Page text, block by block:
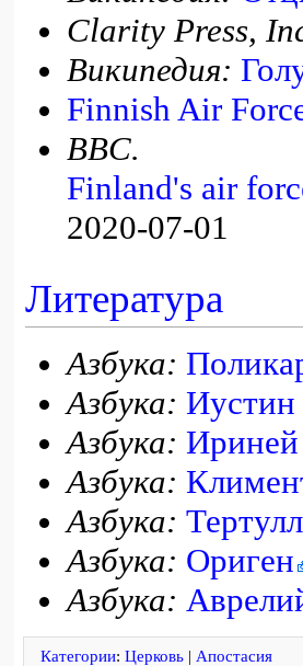
Clarity Press,
Википедия:
Finnish Air
BBC.
Finland's air
2020-07-01
Литература
Азбука:
Азбука:
Азбука:
Азбука:
Азбука:
Азбука: Ориген
Азбука:
Категории: Церковь| Апостасия